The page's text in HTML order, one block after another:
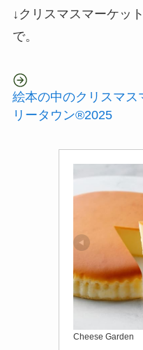
↓クリスマスマーケッ
で。
絵本の中のクリスマ
リータウン®2025
Cheese Garden